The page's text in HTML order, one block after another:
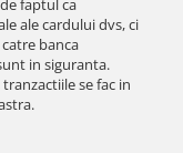
faptul ca
ale cardului dvs, ci
banca
in siguranta.
se fac in